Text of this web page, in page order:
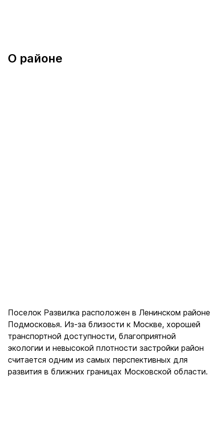
О районе
Поселок Развилка расположен в Ленинском районе
Подмосковья. Из-за близости к Москве, хорошей
транспортной доступности, благоприятной
экологии и невысокой плотности застройки район
считается одним из самых перспективных для
развития в ближних границах Московской области.